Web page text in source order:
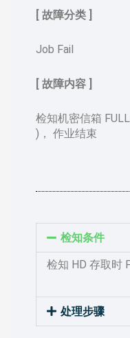
[ 故障分类 ]
Job Fail
[ 故障内容 ]
检知机密信箱
)， 作业结束
检知条件
检知 HD 存取时
处理步骤